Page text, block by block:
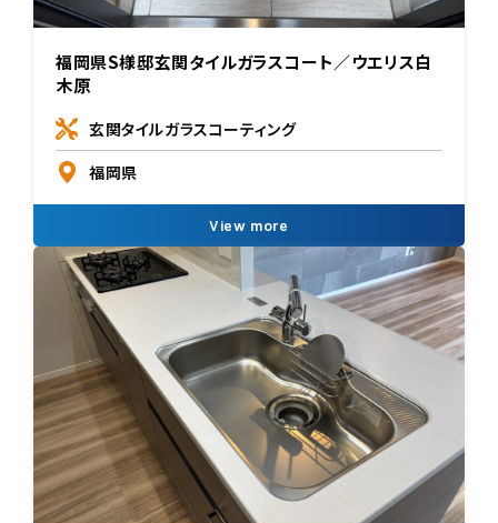
福岡県S様邸玄関タイルガラスコート／ウエリス白
木原
玄関タイルガラスコーティング
福岡県
View more